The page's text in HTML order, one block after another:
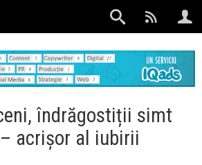
îndrăgostiții simt
acrișor al iubirii